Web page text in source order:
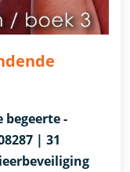
begeerte -
| 31